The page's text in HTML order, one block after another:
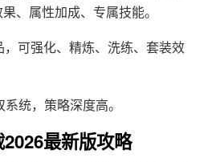
、属性加成、专属技能。
可强化、精炼、洗练、套装效
统，策略深度高。
最新版攻略